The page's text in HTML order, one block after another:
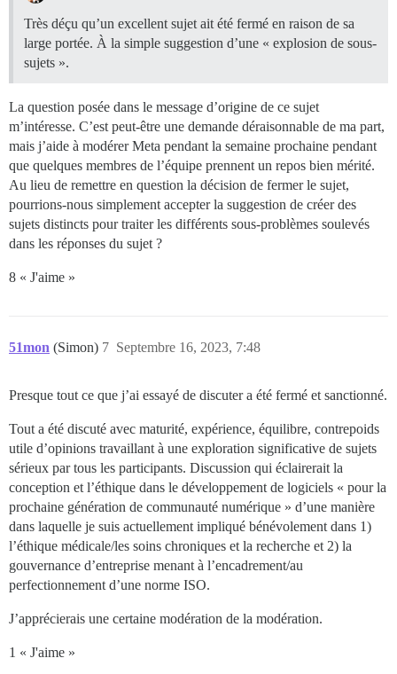
Très déçu qu’un excellent sujet ait été fermé en raison de sa
large portée. À la simple suggestion d’une « explosion de sous-
sujets ».
La question posée dans le message d’origine de ce sujet
m’intéresse. C’est peut-être une demande déraisonnable de ma part,
mais j’aide à modérer Meta pendant la semaine prochaine pendant
que quelques membres de l’équipe prennent un repos bien mérité.
Au lieu de remettre en question la décision de fermer le sujet,
pourrions-nous simplement accepter la suggestion de créer des
sujets distincts pour traiter les différents sous-problèmes soulevés
dans les réponses du sujet ?
8 « J'aime »
51mon (Simon) Septembre 16, 2023, 7:48
7
Presque tout ce que j’ai essayé de discuter a été fermé et sanctionné.
Tout a été discuté avec maturité, expérience, équilibre, contrepoids
utile d’opinions travaillant à une exploration significative de sujets
sérieux par tous les participants. Discussion qui éclairerait la
conception et l’éthique dans le développement de logiciels « pour la
prochaine génération de communauté numérique » d’une manière
dans laquelle je suis actuellement impliqué bénévolement dans 1)
l’éthique médicale/les soins chroniques et la recherche et 2) la
gouvernance d’entreprise menant à l’encadrement/au
perfectionnement d’une norme ISO.
J’apprécierais une certaine modération de la modération.
1 « J'aime »